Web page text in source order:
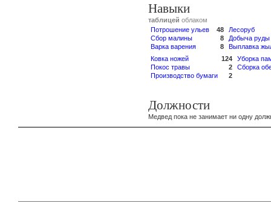
Навыки
таблицей облаком
Потрошение ульев
48
Сбор малины
8
Варка варения
8
Лесоруб
Добыча руды
Выплавка
Ковка ножей
124
Покос травы
2
Производство бумаги
2
Уборка
Сборка
Должности
Медвед пока не занимает ни одну